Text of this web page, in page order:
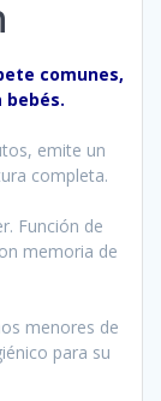
comunes,
bebés.
emite un
completa.
Función de
memoria de
menores de
para su